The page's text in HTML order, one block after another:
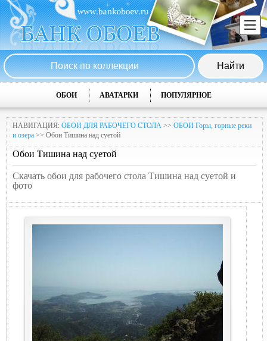
ОБОИ АВАТАРКИ ПОПУЛЯРНОЕ
НАВИГАЦИЯ: ОБОИ ДЛЯ РАБОЧЕГО СТОЛА >> ОБОИ Горы, горные реки
и озера >> Обои Тишина над суетой
Обои Тишина над суетой
Скачать обои для рабочего стола Тишина над суетой и
фото